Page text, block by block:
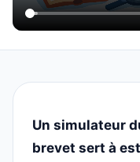
Un simulateur
brevet sert à